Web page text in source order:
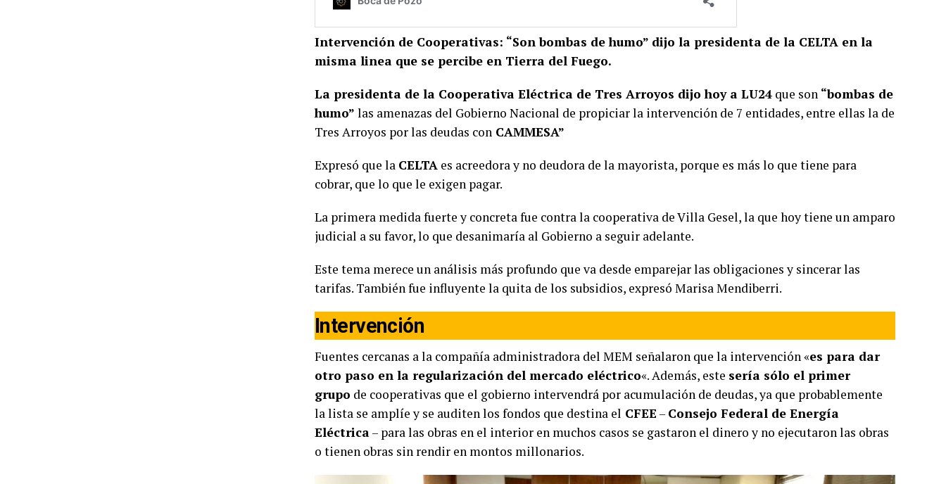
Intervención de Cooperativas: “Son bombas de humo” dijo la presidenta de la CELTA en la
misma linea que se percibe en Tierra del Fuego.
La presidenta de la Cooperativa Eléctrica de Tres Arroyos dijo hoy a LU24 que son “bombas de
humo” las amenazas del Gobierno Nacional de propiciar la intervención de 7 entidades, entre ellas la de
Tres Arroyos por las deudas con CAMMESA”
Expresó que la CELTA es acreedora y no deudora de la mayorista, porque es más lo que tiene para
cobrar, que lo que le exigen pagar.
La primera medida fuerte y concreta fue contra la cooperativa de Villa Gesel, la que hoy tiene un amparo
judicial a su favor, lo que desanimaría al Gobierno a seguir adelante.
Este tema merece un análisis más profundo que va desde emparejar las obligaciones y sincerar las
tarifas. También fue influyente la quita de los subsidios, expresó Marisa Mendiberri.
Intervención
Fuentes cercanas a la compañía administradora del MEM señalaron que la intervención «es para dar
otro paso en la regularización del mercado eléctrico«. Además, este sería sólo el primer
grupo de cooperativas que el gobierno intervendrá por acumulación de deudas, ya que probablemente
la lista se amplíe y se auditen los fondos que destina el CFEE – Consejo Federal de Energía
Eléctrica– para las obras en el interior en muchos casos se gastaron el dinero y no ejecutaron las obras
o tienen obras sin rendir en montos millonarios.